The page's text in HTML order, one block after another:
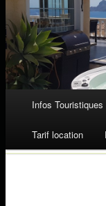
Skip to content
Infos Touristiques
Tarif location